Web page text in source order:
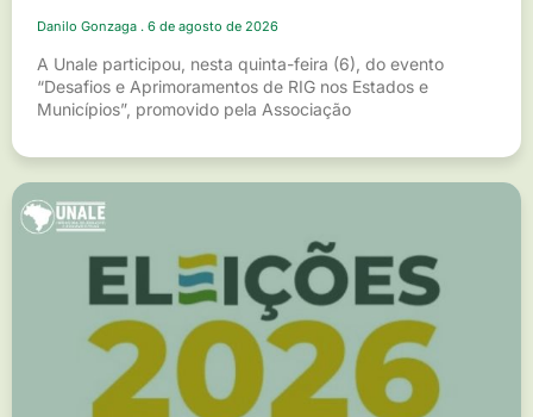
Danilo Gonzaga 6 de agosto de 2026
A Unale participou, nesta quinta-feira (6), do evento
“Desafios e Aprimoramentos de RIG nos Estados e
Municípios”, promovido pela Associação